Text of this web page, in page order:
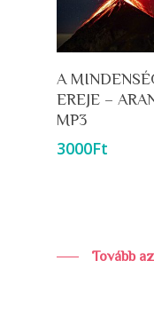
Kosárba
A
EREJE –
MP3
3000Ft
Tovább